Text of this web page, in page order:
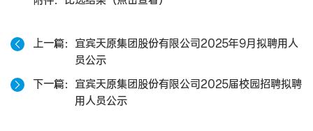
上一篇
宜宾天原集团股份有限公司2025年9月拟聘用人
员公示
下一篇
宜宾天原集团股份有限公司2025届校园招聘拟聘
用人员公示